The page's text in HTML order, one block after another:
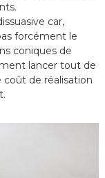
car,
forcément le
coniques de
lancer tout de
coût de réalisation